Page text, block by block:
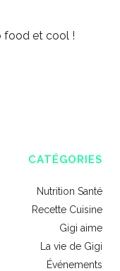
food et cool !
CATÉGORIES
Nutrition Santé
Recette Cuisine
Gigi aime
La vie de Gigi
Événements